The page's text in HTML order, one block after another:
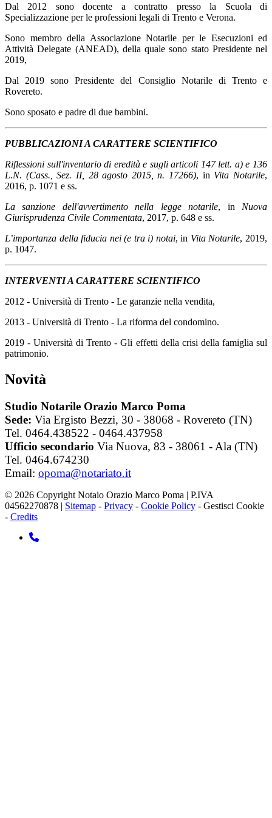
Dal 2012 sono docente a contratto presso la Scuola di
Specializzazione per le professioni legali di Trento e Verona.
Sono membro della Associazione Notarile per le Esecuzioni ed
Attività Delegate (ANEAD), della quale sono stato Presidente nel
2019,
Dal 2019 sono Presidente del Consiglio Notarile di Trento e
Rovereto.
Sono sposato e padre di due bambini.
PUBBLICAZIONI A CARATTERE SCIENTIFICO
Riflessioni sull'inventario di eredità e sugli articoli 147 lett. a) e 136
L.N. (Cass., Sez. II, 28 agosto 2015, n. 17266), in Vita Notarile,
2016, p. 1071 e ss.
La sanzione dell'avvertimento nella legge notarile, in Nuova
Giurisprudenza Civile Commentata, 2017, p. 648 e ss.
L’importanza della fiducia nei (e tra i) notai, in Vita Notarile, 2019,
p. 1047.
INTERVENTI A CARATTERE SCIENTIFICO
2012 - Università di Trento - Le garanzie nella vendita,
2013 - Università di Trento - La riforma del condomino.
2019 - Università di Trento - Gli effetti della crisi della famiglia sul
patrimonio.
Novità
Studio Notarile Orazio Marco Poma
Sede: Via Ergisto Bezzi, 30 - 38068 - Rovereto (TN)
Tel. 0464.438522 - 0464.437958
Ufficio secondario Via Nuova, 83 - 38061 - Ala (TN)
Tel. 0464.674230
Email: opoma@notariato.it
© 2026 Copyright Notaio Orazio Marco Poma | P.IVA
04562270878 | Sitemap - Privacy - Cookie Policy - Gestisci Cookie
- Credits